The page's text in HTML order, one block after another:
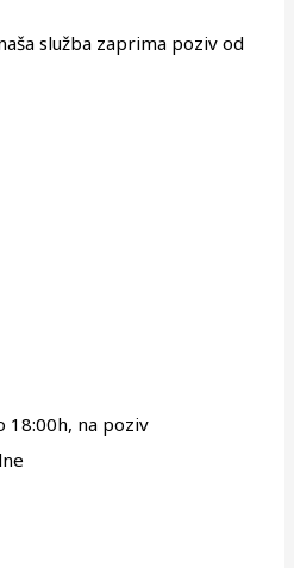
služba zaprima poziv od
18:00h, na poziv